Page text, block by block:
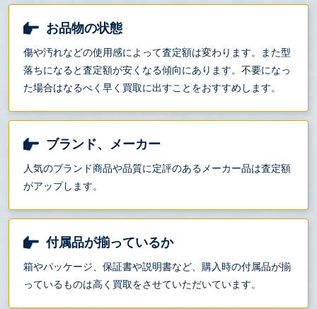
お品物の状態
傷や汚れなどの使用感によって査定額は変わります。また型
落ちになると査定額が安くなる傾向にあります。不要になっ
た場合はなるべく早く買取に出すことをおすすめします。
ブランド、メーカー
人気のブランド商品や品質に定評のあるメーカー品は査定額
がアップします。
付属品が揃っているか
箱やパッケージ、保証書や説明書など、購入時の付属品が揃
っているものは高く買取をさせていただいています。